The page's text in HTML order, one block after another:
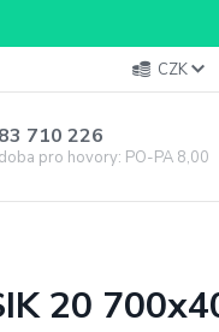
CZK
710 226
pro hovory: PO-PA 8,00-
20